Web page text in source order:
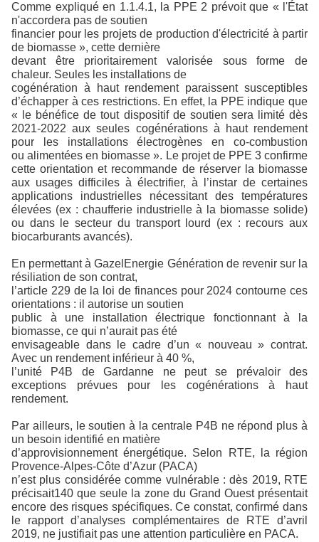
Comme expliqué en 1.1.4.1, la PPE 2 prévoit que « l'État
n'accordera pas de soutien
financier pour les projets de production d'électricité à partir
de biomasse », cette dernière
devant être prioritairement valorisée sous forme de
chaleur. Seules les installations de
cogénération à haut rendement paraissent susceptibles
d’échapper à ces restrictions. En effet, la PPE indique que
« le bénéfice de tout dispositif de soutien sera limité dès
2021-2022 aux seules cogénérations à haut rendement
pour les installations électrogènes en co-combustion
ou alimentées en biomasse ». Le projet de PPE 3 confirme
cette orientation et recommande de réserver la biomasse
aux usages difficiles à électrifier, à l’instar de certaines
applications industrielles nécessitant des températures
élevées (ex : chaufferie industrielle à la biomasse solide)
ou dans le secteur du transport lourd (ex : recours aux
biocarburants avancés).
En permettant à GazelEnergie Génération de revenir sur la
résiliation de son contrat,
l’article 229 de la loi de finances pour 2024 contourne ces
orientations : il autorise un soutien
public à une installation électrique fonctionnant à la
biomasse, ce qui n’aurait pas été
envisageable dans le cadre d’un « nouveau » contrat.
Avec un rendement inférieur à 40 %,
l’unité P4B de Gardanne ne peut se prévaloir des
exceptions prévues pour les cogénérations à haut
rendement.
Par ailleurs, le soutien à la centrale P4B ne répond plus à
un besoin identifié en matière
d’approvisionnement énergétique. Selon RTE, la région
Provence-Alpes-Côte d’Azur (PACA)
n’est plus considérée comme vulnérable : dès 2019, RTE
précisait140 que seule la zone du Grand Ouest présentait
encore des risques spécifiques. Ce constat, confirmé dans
le rapport d’analyses complémentaires de RTE d’avril
2019, ne justifiait pas une attention particulière en PACA.